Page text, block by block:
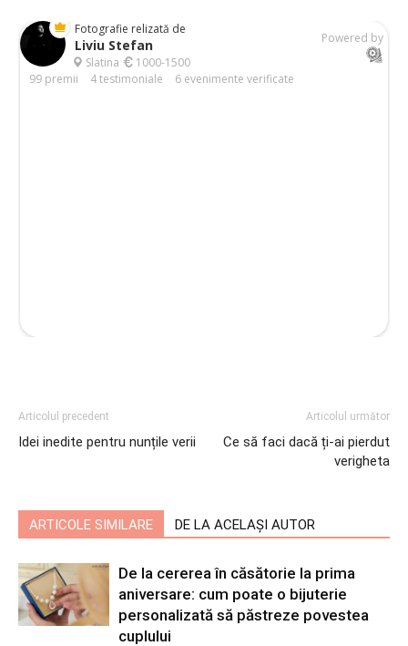
Articolul precedent
Idei inedite pentru nunțile verii
Articolul următor
Ce să faci dacă ți-ai pierdut
verigheta
ARTICOLE SIMILARE DE LA ACELAȘI AUTOR
De la cererea în căsătorie la prima
aniversare: cum poate o bijuterie
personalizată să păstreze povestea
cuplului